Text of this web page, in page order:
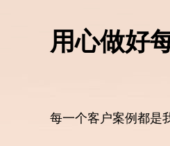
用心做好
每一个客户案例都是